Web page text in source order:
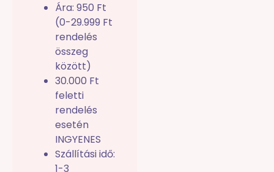
Ára: 950 Ft
(0-29.999 Ft
rendelés
összeg
között)
30.000 Ft
feletti
rendelés
esetén
INGYENES
Szállítási idő:
1-3